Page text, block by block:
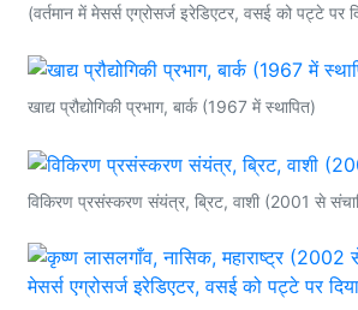
(वर्तमान में मेसर्स एग्रोसर्ज इरेडिएटर, वसई को पट्टे पर
खाद्य प्रौद्योगिकी प्रभाग, बार्क (1967 में स्थापित)
विकिरण प्रसंस्करण संयंत्र, ब्रिट, वाशी (2001 से